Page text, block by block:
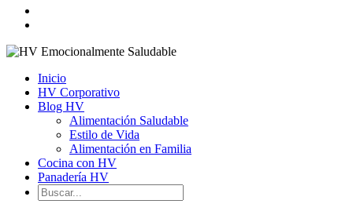
Inicio
HV Corporativo
Blog HV
Alimentación Saludable
Estilo de Vida
Alimentación en Familia
Cocina con HV
Panadería HV